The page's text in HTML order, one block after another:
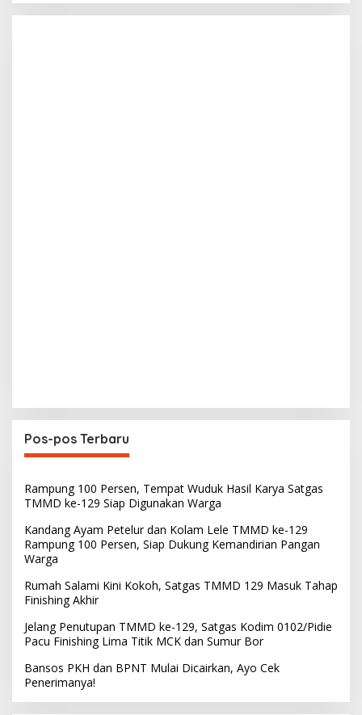
Pos-pos Terbaru
Rampung 100 Persen, Tempat Wuduk Hasil Karya Satgas
TMMD ke-129 Siap Digunakan Warga
Kandang Ayam Petelur dan Kolam Lele TMMD ke-129
Rampung 100 Persen, Siap Dukung Kemandirian Pangan
Warga
Rumah Salami Kini Kokoh, Satgas TMMD 129 Masuk Tahap
Finishing Akhir
Jelang Penutupan TMMD ke-129, Satgas Kodim 0102/Pidie
Pacu Finishing Lima Titik MCK dan Sumur Bor
Bansos PKH dan BPNT Mulai Dicairkan, Ayo Cek
Penerimanya!